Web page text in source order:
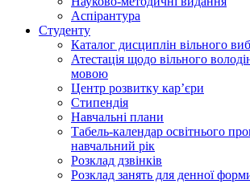
Аспірантура
Студенту
Каталог дисциплін вільного
Атестація щодо вільного
мовою
Центр розвитку кар’єри
Стипендія
Навчальні плани
Табель-календар освітнього
навчальний рік
Розклад дзвінків
Розклад занять для денної